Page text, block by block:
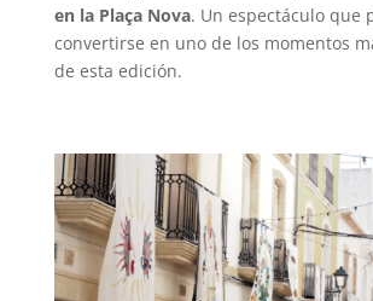
en la Plaça Nova. Un espectáculo que
convertirse en uno de los momentos
de esta edición.